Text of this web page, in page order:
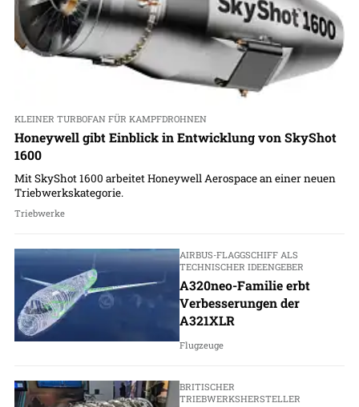
KLEINER TURBOFAN FÜR KAMPFDROHNEN
Honeywell gibt Einblick in Entwicklung von SkyShot
1600
Mit SkyShot 1600 arbeitet Honeywell Aerospace an einer neuen
Triebwerkskategorie.
Triebwerke
AIRBUS-FLAGGSCHIFF ALS
TECHNISCHER IDEENGEBER
A320neo-Familie erbt
Verbesserungen der
A321XLR
Flugzeuge
BRITISCHER
TRIEBWERKSHERSTELLER